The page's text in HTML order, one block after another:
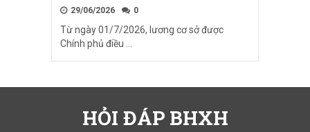
29/06/2026 0
Từ ngày 01/7/2026, lương cơ sở được
Chính phủ điều …
HỎI ĐÁP BHXH